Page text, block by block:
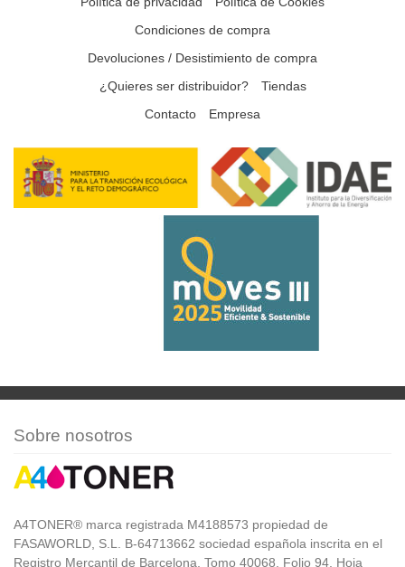
Condiciones de compra
Devoluciones / Desistimiento de compra
¿Quieres ser distribuidor?
Tiendas
Contacto
Empresa
Sobre nosotros
A4TONER® marca registrada M4188573 propiedad de
FASAWORLD, S.L. B-64713662 sociedad española inscrita en el
Registro Mercantil de Barcelona, Tomo 40068, Folio 94, Hoja